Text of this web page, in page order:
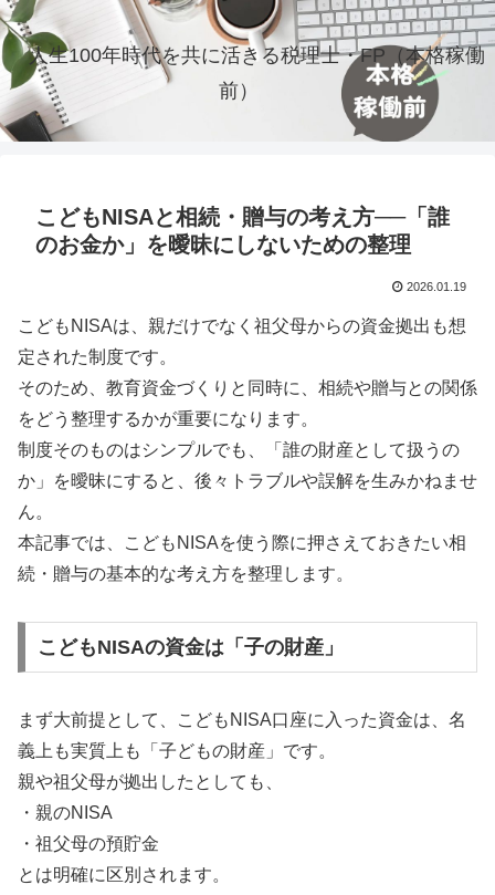
人生100年時代を共に活きる税理士・FP（本格稼働
前）
こどもNISAと相続・贈与の考え方──「誰
のお金か」を曖昧にしないための整理
2026.01.19
こどもNISAは、親だけでなく祖父母からの資金拠出も想
定された制度です。
そのため、教育資金づくりと同時に、相続や贈与との関係
をどう整理するかが重要になります。
制度そのものはシンプルでも、「誰の財産として扱うの
か」を曖昧にすると、後々トラブルや誤解を生みかねませ
ん。
本記事では、こどもNISAを使う際に押さえておきたい相
続・贈与の基本的な考え方を整理します。
こどもNISAの資金は「子の財産」
まず大前提として、こどもNISA口座に入った資金は、名
義上も実質上も「子どもの財産」です。
親や祖父母が拠出したとしても、
・親のNISA
・祖父母の預貯金
とは明確に区別されます。